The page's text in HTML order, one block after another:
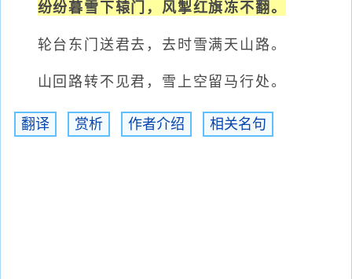
纷纷暮雪下辕门，风掣红旗冻不翻。
轮台东门送君去，去时雪满天山路。
山回路转不见君，雪上空留马行处。
翻译 赏析 作者介绍 相关名句